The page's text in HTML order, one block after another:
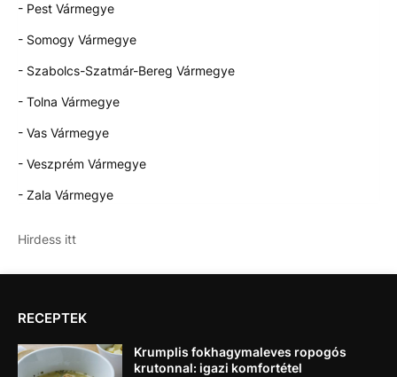
- Pest Vármegye
- Somogy Vármegye
- Szabolcs-Szatmár-Bereg Vármegye
- Tolna Vármegye
- Vas Vármegye
- Veszprém Vármegye
- Zala Vármegye
Hirdess itt
RECEPTEK
Krumplis fokhagymaleves ropogós
krutonnal: igazi komfortétel